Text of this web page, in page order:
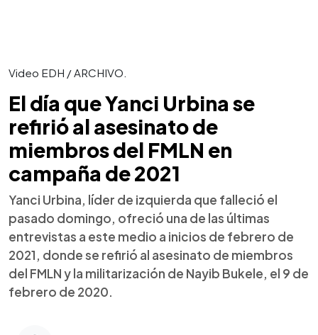
Video EDH / ARCHIVO.
El día que Yanci Urbina se
refirió al asesinato de
miembros del FMLN en
campaña de 2021
Yanci Urbina, líder de izquierda que falleció el
pasado domingo, ofreció una de las últimas
entrevistas a este medio a inicios de febrero de
2021, donde se refirió al asesinato de miembros
del FMLN y la militarización de Nayib Bukele, el 9 de
febrero de 2020.